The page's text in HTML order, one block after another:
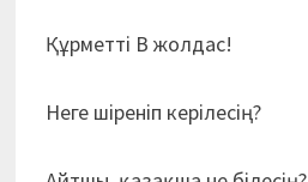
Құрметті В жолдас!
Неге шіреніп керілесің?